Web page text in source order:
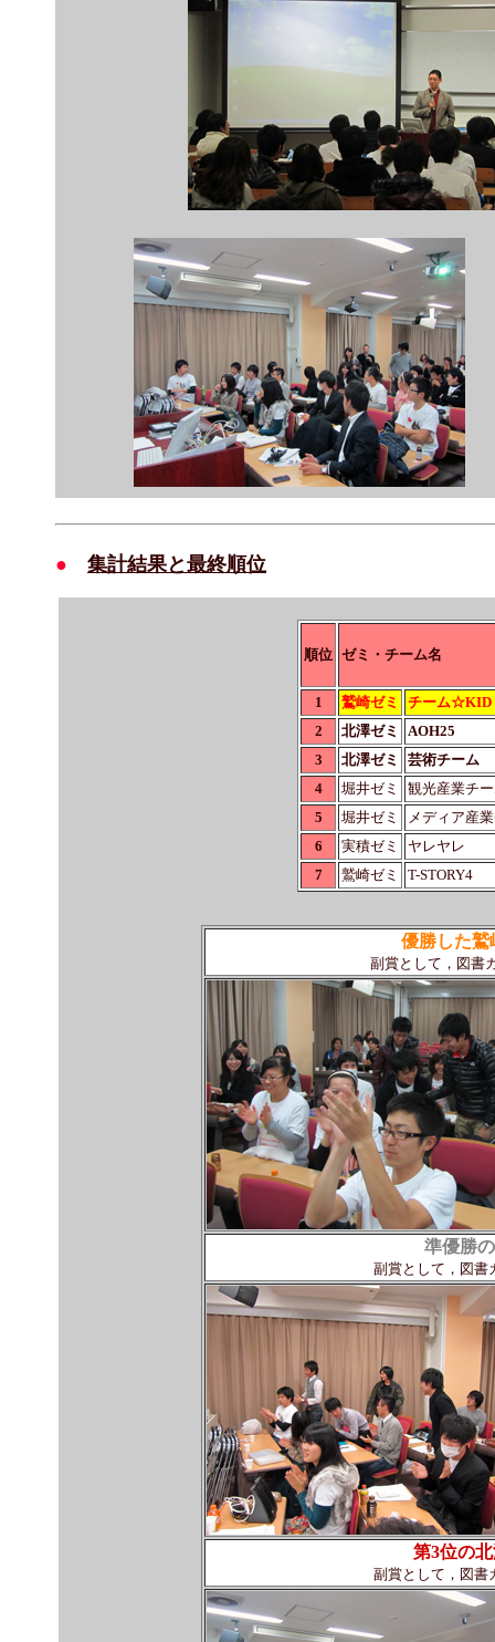
● 集計結果と最終順位
順位 ゼミ・チーム名
1 鷲崎ゼミ
チーム☆KID
2
北澤ゼミ
AOH25
3
北澤ゼミ
芸術チーム
4
堀井ゼミ
観光産業チ
5
堀井ゼミ
メディア産
6
実積ゼミ
ヤレヤレ
7
鷲崎ゼミ T-STORY4
優勝した
副賞として，図書
準優勝
副賞として，図書
第3位の
副賞として，図書